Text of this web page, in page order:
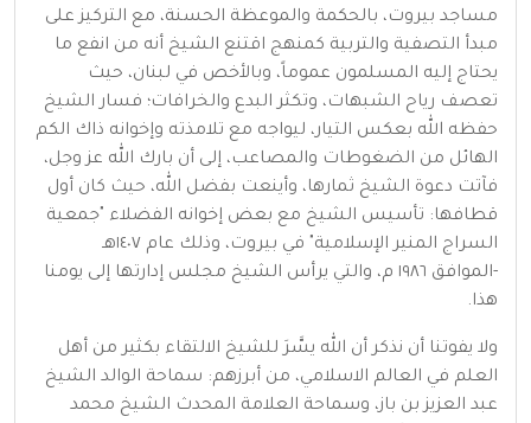
مساجد بيروت، بالحكمة والموعظة الحسنة، مع التركيز على
مبدأ التصفية والتربية كمنهج اقتنع الشيخ أنه من انفع ما
يحتاج إليه المسلمون عموماً، وبالأخص في لبنان، حيث
تعصف رياح الشبهات، وتكثر البدع والخرافات؛ فسار الشيخ
حفظه الله بعكس التيار، ليواجه مع تلامذته وإخوانه ذاك الكم
الهائل من الضغوطات والمصاعب، إلى أن بارك الله عز وجل،
فآتت دعوة الشيخ ثمارها، وأينعت بفضل الله، حيث كان أول
قطافها: تأسيس الشيخ مع بعض إخوانه الفضلاء "جمعية
السراج المنير الإسلامية" في بيروت، وذلك عام ١٤٠٧هـ
-الموافق ١٩٨٦ م، والتي يرأس الشيخ مجلس إدارتها إلى يومنا
هذا.
ولا يفوتنا أن نذكر أن الله يسَّرَ للشيخ الالتقاء بكثير من أهل
العلم في العالم الاسلامي، من أبرزهم: سماحة الوالد الشيخ
عبد العزيز بن باز، وسماحة العلامة المحدث الشيخ محمد